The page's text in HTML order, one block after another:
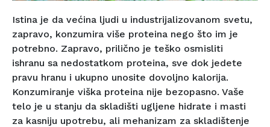
Istina je da većina ljudi u industrijalizovanom svetu,
zapravo, konzumira više proteina nego što im je
potrebno. Zapravo, prilično je teško osmisliti
ishranu sa nedostatkom proteina, sve dok jedete
pravu hranu i ukupno unosite dovoljno kalorija.
Konzumiranje viška proteina nije bezopasno. Vaše
telo je u stanju da skladišti ugljene hidrate i masti
za kasniju upotrebu, ali mehanizam za skladištenje